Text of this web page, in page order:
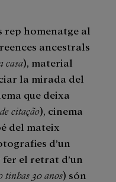
rep homenatge al
ancestrals
casa), material
la mirada del
que deixa
citação), cinema
del mateix
d’un
el retrat d’un
tinhas 30 anos) són